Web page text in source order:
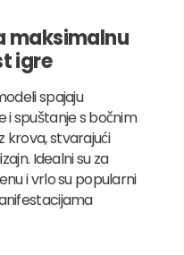
maksimalnu
igre
spajaju
i spuštanje s bočnim
krova, stvarajući
Idealni su za
i vrlo su popularni